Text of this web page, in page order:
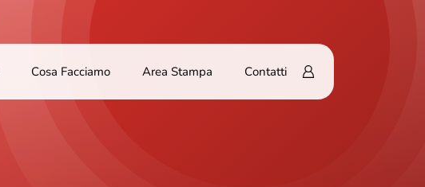
Cosa Facciamo Area Stampa Contatti